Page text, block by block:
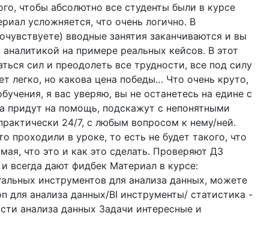
чтобы абсолютно все студенты были в курсе
усложняется, что очень логично. В
вводные занятия заканчиваются и вы
на примере реальных кейсов. В этот
сил и преодолеть все трудности, все под силу
легко, но какова цена победы… Что очень круто,
я вас уверяю, вы не останетесь на едине с
придут на помощь, подскажут с непонятными
24/7, с любым вопросом к нему/ней.
в уроке, то есть не будет такого, что
что это и как это сделать. Проверяют ДЗ
всегда дают фидбек Материал в курсе:
инструментов для анализа данных, можете
для анализа данных/BI инструменты/ статистика -
анализа данных Задачи интересные и